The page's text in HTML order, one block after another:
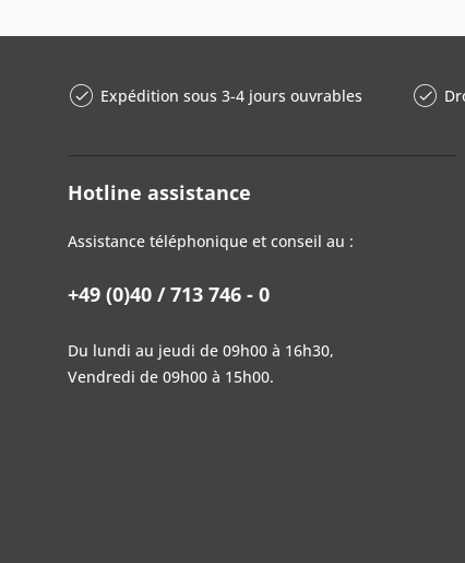
Expédition sous 3-4 jours ouvrables
Hotline assistance
Assistance téléphonique et conseil au :
+49 (0)40 / 713 746 - 0
Du lundi au jeudi de 09h00 à 16h30,
Vendredi de 09h00 à 15h00.